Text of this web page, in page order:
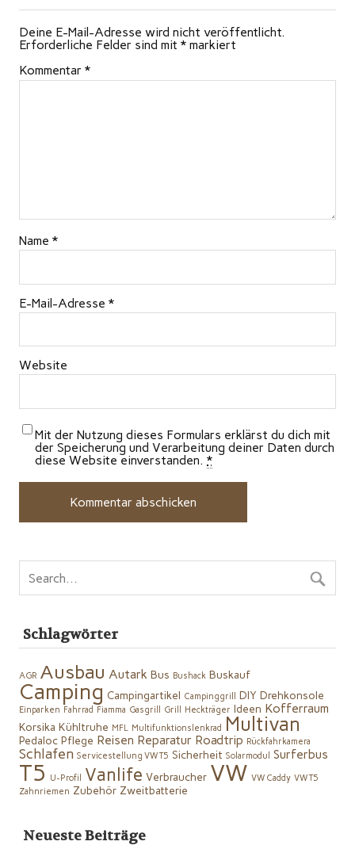
Deine E-Mail-Adresse wird nicht veröffentlicht.
Erforderliche Felder sind mit * markiert
Kommentar *
Name *
E-Mail-Adresse *
Website
Mit der Nutzung dieses Formulars erklärst du dich mit
der Speicherung und Verarbeitung deiner Daten durch
diese Website einverstanden. *
Schlagwörter
AGR Ausbau Autark Bus Bushack Buskauf
Camping Campingartikel Campinggrill DIY Drehkonsole
Einparken Fahrrad Fiamma Gasgrill Grill Heckträger Ideen Kofferraum
Korsika Kühltruhe MFL Multifunktionslenkrad Multivan
Pedaloc Pflege Reisen Reparatur Roadtrip Rückfahrkamera
Schlafen Servicestellung VW T5 Sicherheit Solarmodul Surferbus
T5 U-Profil Vanlife Verbraucher VW VW Caddy VW T5
Zahnriemen Zubehör Zweitbatterie
Neueste Beiträge